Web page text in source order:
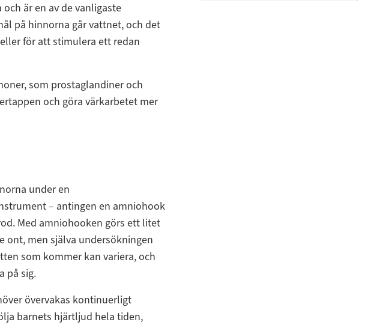
är en av de vanligaste
på hinnorna går vattnet, och det
för att stimulera ett redan
som prostaglandiner och
och göra värkarbetet mer
under en
– antingen en amniohook
Med amniohooken görs ett litet
ont, men själva undersökningen
som kommer kan variera, och
på sig.
övervakas kontinuerligt
barnets hjärtljud hela tiden,